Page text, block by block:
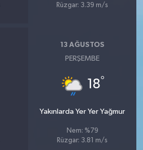
Rüzgar: 3.39 m/s
13 AĞUSTOS
PERŞEMBE
18°
Yakınlarda Yer Yer Yağmur
Nem: %79
Rüzgar: 3.81 m/s